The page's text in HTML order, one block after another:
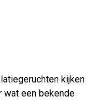
kijken
wat een bekende